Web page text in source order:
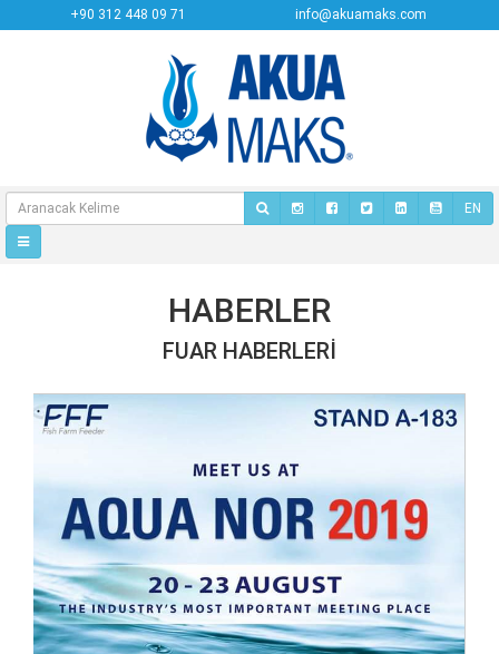
+90 312 448 09 71 info@akuamaks.com
EN
HABERLER
FUAR HABERLERI